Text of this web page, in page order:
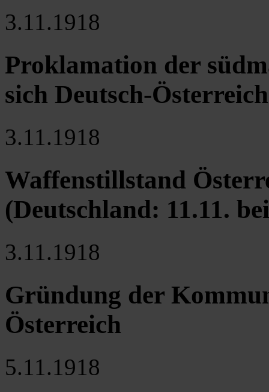
3.11.1918
Proklamation der
sich Deutsch-
3.11.1918
Waffenstillstand
(Deutschland: 11.11.
3.11.1918
Gründung der
Österreich
5.11.1918